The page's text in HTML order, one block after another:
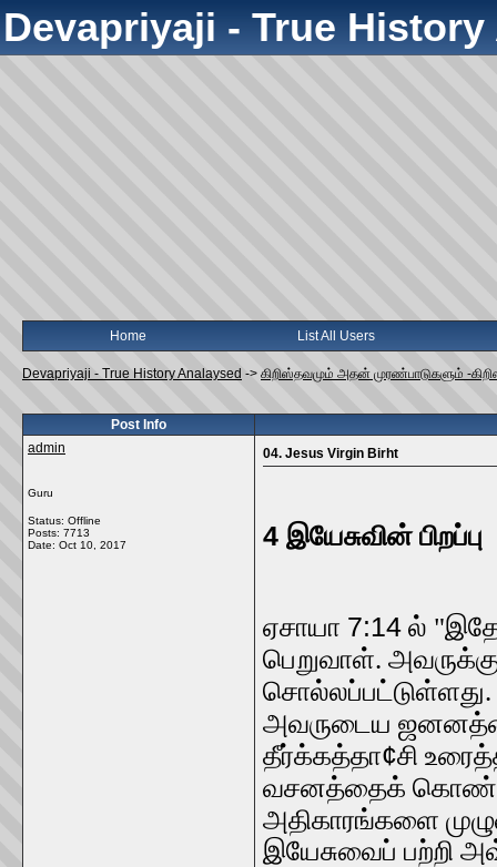
Devapriyaji - True
Home List All Users
Devapriyaji - True History Analaysed -> கிறிஸ்தவமும் அதன் முரண்பாடுகளும் -
Post Info
admin
Guru
Status: Offline
Posts: 7713
Date: Oct 10, 2017
04. Jesus Virgin Birht
4 இயேசுவின் பிறப்பு
ஏசாயா 7:14 ல்
பெறுவாள்.
சொல்லப்பட்டுள்ளது.
அவருடைய
தீர்க்கத்தா¢சி
வசனத்தைக்
அதிகாரங்களை
இயேசுவைப் பற்றி